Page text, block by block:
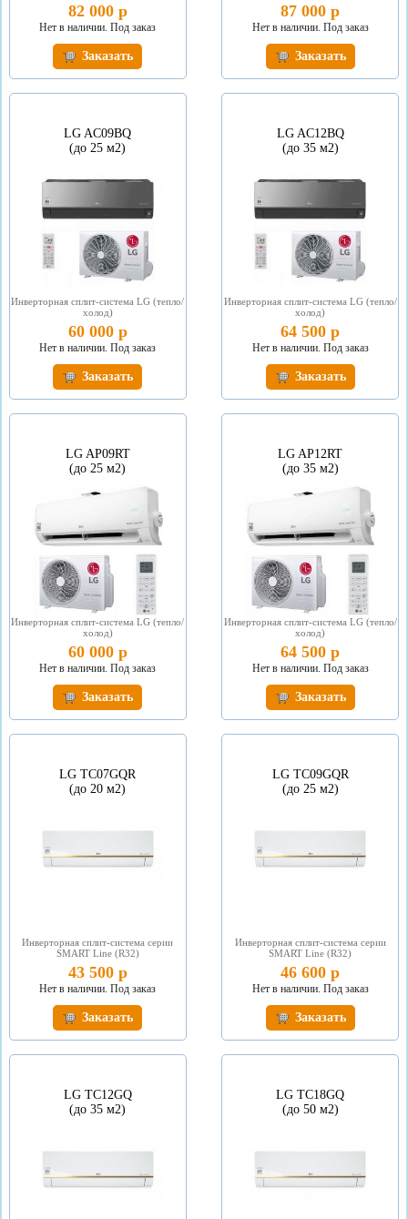
82 000 р
Нет в наличии. Под заказ
Заказать
87 000 р
Нет в наличии. Под заказ
Заказать
LG AС09BQ
(до 25 м2)
Инверторная сплит-система LG (тепло/
холод)
60 000 р
Нет в наличии. Под заказ
Заказать
LG AС12BQ
(до 35 м2)
Инверторная сплит-система LG (тепло/
холод)
64 500 р
Нет в наличии. Под заказ
Заказать
LG AP09RT
(до 25 м2)
Инверторная сплит-система LG (тепло/
холод)
60 000 р
Нет в наличии. Под заказ
Заказать
LG AP12RT
(до 35 м2)
Инверторная сплит-система LG (тепло/
холод)
64 500 р
Нет в наличии. Под заказ
Заказать
LG TC07GQR
(до 20 м2)
Инверторная сплит-система серии
SMART Line (R32)
43 500 р
Нет в наличии. Под заказ
Заказать
LG TC09GQR
(до 25 м2)
Инверторная сплит-система серии
SMART Line (R32)
46 600 р
Нет в наличии. Под заказ
Заказать
LG TC12GQ
(до 35 м2)
LG TC18GQ
(до 50 м2)